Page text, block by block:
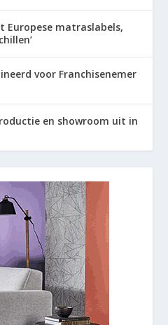
Europese matraslabels,
voor Franchisenemer
en showroom uit in